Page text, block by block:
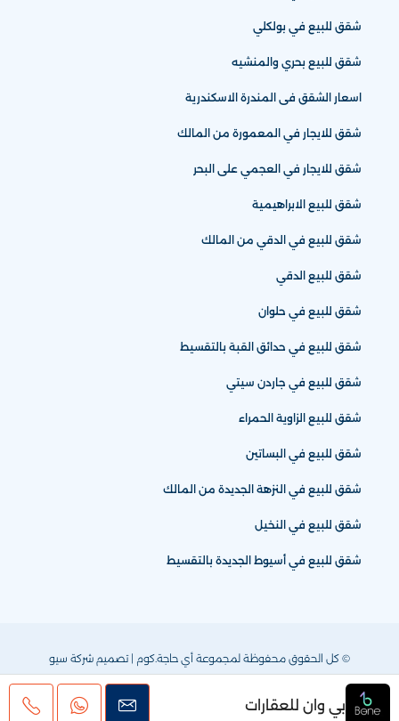
بي وان للعقارات
شقق للبيع في بولكلي
شقق للبيع بحري والمنشيه
اسعار الشقق فى المندرة الاسكندرية
شقق للايجار في المعمورة من المالك
شقق للايجار في العجمي على البحر
شقق للبيع الابراهيمية
شقق للبيع في الدقي من المالك
شقق للبيع الدقي
شقق للبيع في حلوان
شقق للبيع في حدائق القبة بالتقسيط
شقق للبيع في جاردن سيتي
شقق للبيع الزاوية الحمراء
شقق للبيع في البساتين
شقق للبيع في النزهة الجديدة من المالك
شقق للبيع في النخيل
شقق للبيع في أسيوط الجديدة بالتقسيط
© كل الحقوق محفوظة لمجموعة أي حاجة.كوم | تصميم شركة سيو